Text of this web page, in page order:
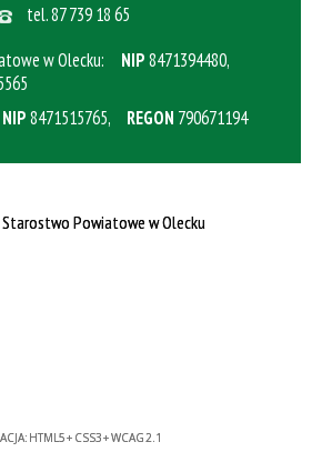
tel.87 739 18 65
w Olecku:
NIP8471394480,
NIP8471515765, REGON 790671194
Starostwo Powiatowe w Olecku
HTML5+ CSS3+WCAG 2.1